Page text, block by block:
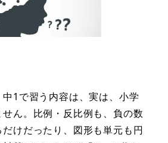
1で習う内容は、実は、小学
ん。比例・反比例も、負の数
けだったり、図形も単元も円